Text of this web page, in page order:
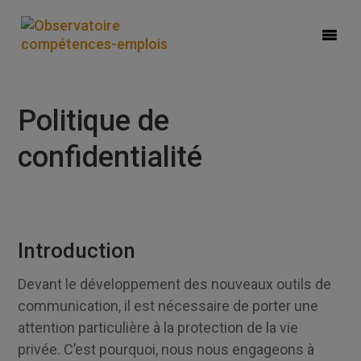
Politique de
confidentialité
Introduction
Devant le développement des nouveaux outils de
communication, il est nécessaire de porter une
attention particulière à la protection de la vie
privée. C’est pourquoi, nous nous engageons à